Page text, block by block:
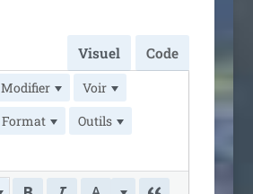
Visuel Code
Modifier
Voir
Format
Outils